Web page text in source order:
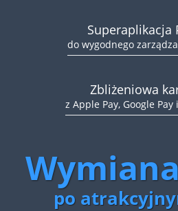
Superaplikacja
do wygodnego
Zbliżeniowa
z Apple Pay, Google Pay
po